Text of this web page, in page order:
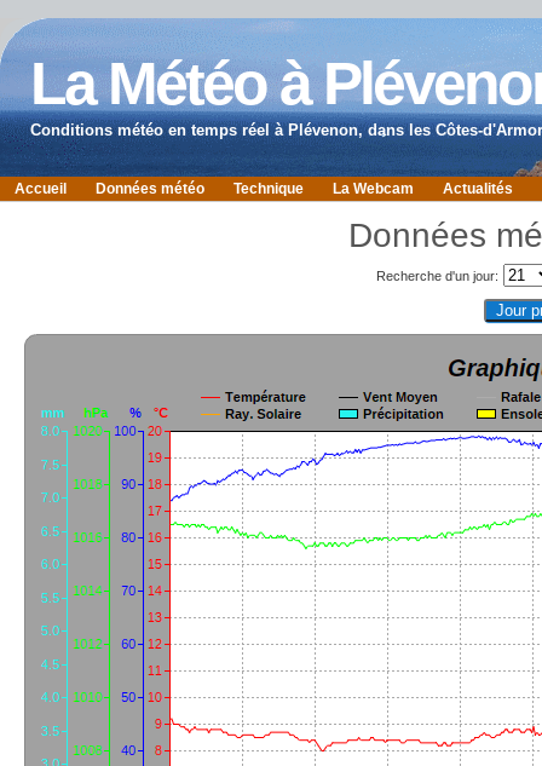
La Météo à
Conditions météo en temps réel à Plévenon, dans les Côtes-
Accueil Données météo Technique La Webcam Actualités
Données
Recherche d'un jour: